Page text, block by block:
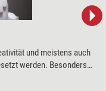
und meistens auch
werden. Besonders